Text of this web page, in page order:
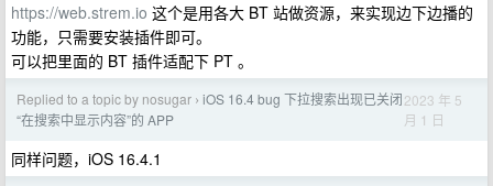
https://web.strem.io 这个是用各大 BT 站做资源，来实现边下边播的
功能，只需要安装插件即可。
可以把里面的 BT 插件适配下 PT 。
Replied to a topic by nosugar › iOS 16.4 bug 下拉搜索出现已关闭
“在搜索中显示内容”的 APP
2023 年 5
月 1 日
同样问题，iOS 16.4.1